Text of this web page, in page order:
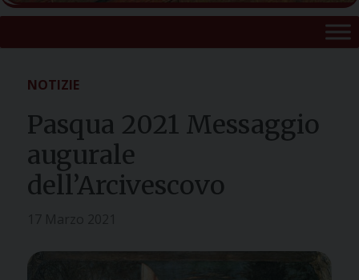
NOTIZIE
Pasqua 2021 Messaggio
augurale
dell’Arcivescovo